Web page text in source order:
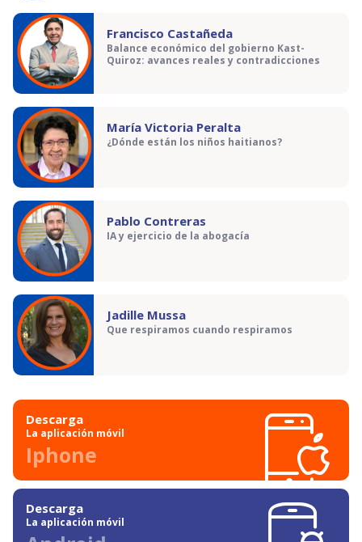
Francisco Castañeda
Balance económico del gobierno Kast-
Quiroz: avances reales y contradicciones
María Victoria Peralta
¿Dónde están los niños haitianos?
Pablo Contreras
IA y ejercicio de la abogacía
Jadille Mussa
Que respiramos cuando respiramos
Descarga
La aplicación móvil
Iphone
Descarga
La aplicación móvil